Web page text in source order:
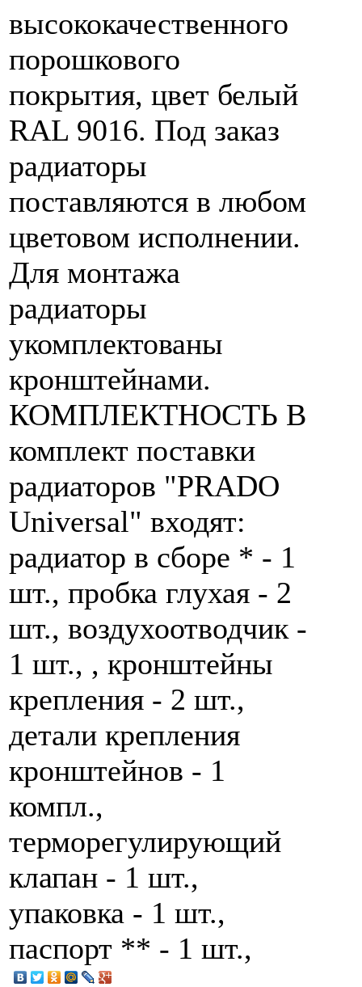
высококачественного
порошкового
покрытия, цвет белый
RAL 9016. Под заказ
радиаторы
поставляются в любом
цветовом исполнении.
Для монтажа
радиаторы
укомплектованы
кронштейнами.
КОМПЛЕКТНОСТЬ В
комплект поставки
радиаторов "PRADO
Universal" входят:
радиатор в сборе * - 1
шт., пробка глухая - 2
шт., воздухоотводчик -
1 шт., , кронштейны
крепления - 2 шт.,
детали крепления
кронштейнов - 1
компл.,
терморегулирующий
клапан - 1 шт.,
упаковка - 1 шт.,
паспорт ** - 1 шт.,